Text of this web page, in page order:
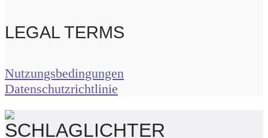
LEGAL TERMS
Nutzungsbedingungen
Datenschutzrichtlinie